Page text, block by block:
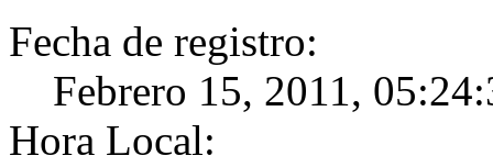
Fecha de registro:
Febrero 15, 2011,
Hora Local: